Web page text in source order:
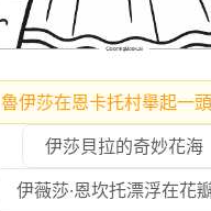
魯伊莎在恩卡托村舉起一
伊莎貝拉的奇妙花海
伊薇莎·恩坎托漂浮在花